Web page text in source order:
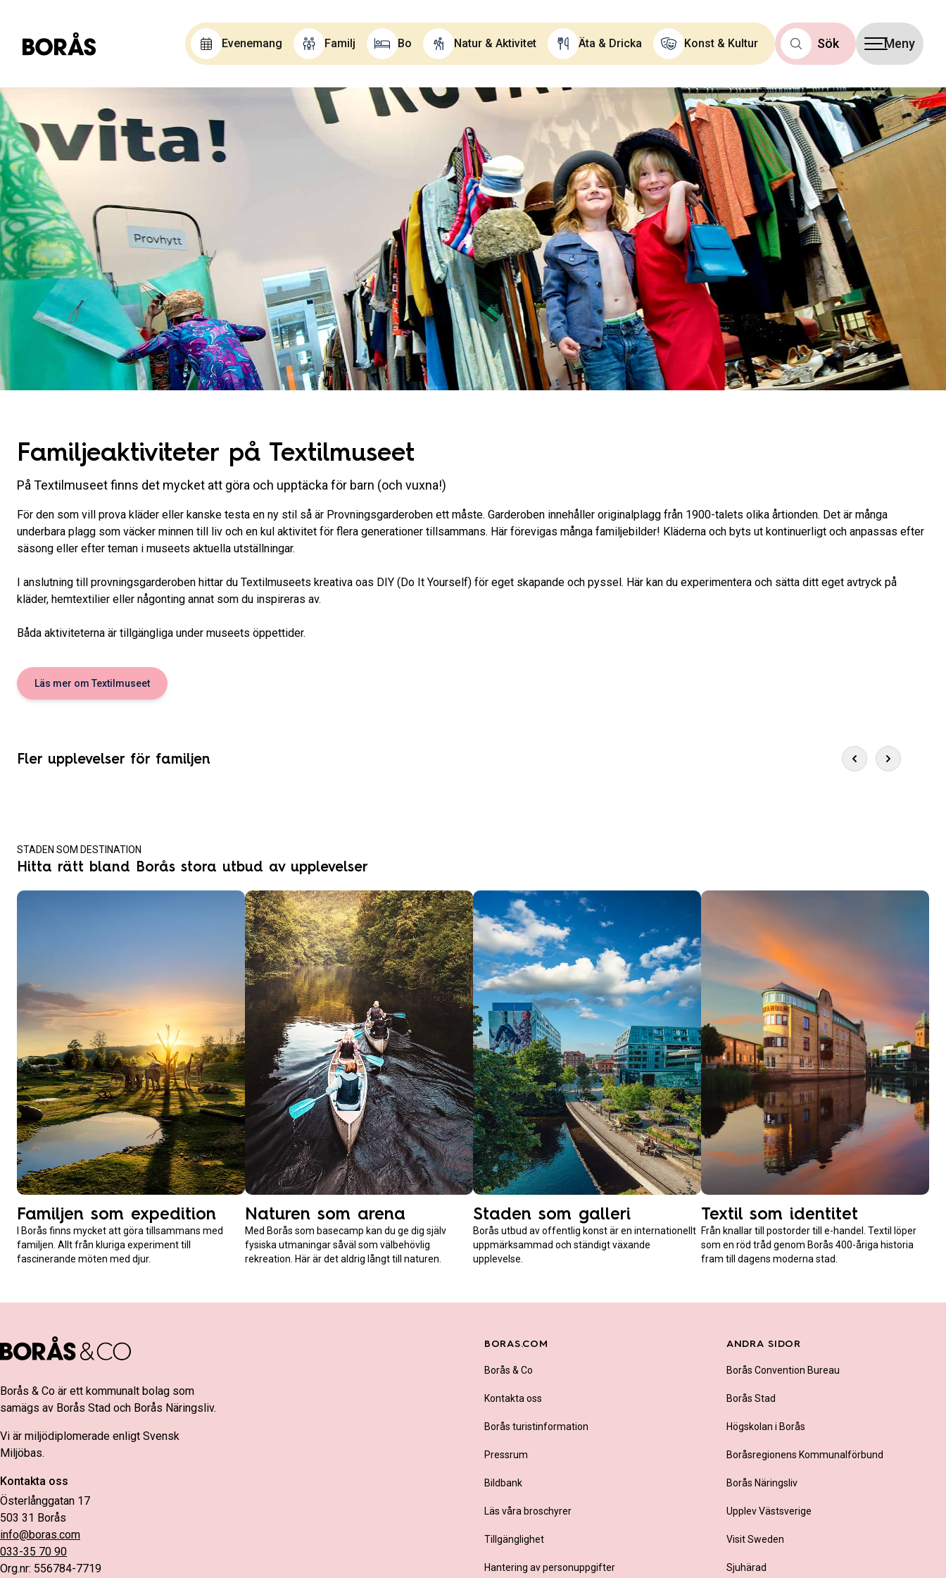
Evenemang Familj Bo Natur & Aktivitet Äta & Dricka Konst & Kultur Sök Meny
Familjeaktiviteter på Textilmuseet
På Textilmuseet finns det mycket att göra och upptäcka för barn (och vuxna!)
För den som vill prova kläder eller kanske testa en ny stil så är Provningsgarderoben ett måste. Garderoben innehåller originalplagg från 1900-talets olika årtionden. Det är många
underbara plagg som väcker minnen till liv och en kul aktivitet för flera generationer tillsammans. Här förevigas många familjebilder! Kläderna och byts ut kontinuerligt och anpassas efter
säsong eller efter teman i museets aktuella utställningar.
I anslutning till provningsgarderoben hittar du Textilmuseets kreativa oas DIY (Do It Yourself) för eget skapande och pyssel. Här kan du experimentera och sätta ditt eget avtryck på
kläder, hemtextilier eller någonting annat som du inspireras av.
Båda aktiviteterna är tillgängliga under museets öppettider.
Läs mer om Textilmuseet
Fler upplevelser för familjen
STADEN SOM DESTINATION
Hitta rätt bland Borås stora utbud av upplevelser
Familjen som expedition
I Borås finns mycket att göra tillsammans med
familjen. Allt från kluriga experiment till
fascinerande möten med djur.
Naturen som arena
Med Borås som basecamp kan du ge dig själv
fysiska utmaningar såväl som välbehövlig
rekreation. Här är det aldrig långt till naturen.
Staden som galleri
Borås utbud av offentlig konst är en internationellt
uppmärksammad och ständigt växande
upplevelse.
Textil som identitet
Från knallar till postorder till e-handel. Textil löper
som en röd tråd genom Borås 400-åriga historia
fram till dagens moderna stad.
Borås & Co är ett kommunalt bolag som
samägs av Borås Stad och Borås Näringsliv.
Vi är miljödiplomerade enligt Svensk
Miljöbas.
Kontakta oss
Österlånggatan 17
503 31 Borås
info@boras.com
033-35 70 90
Org.nr: 556784-7719
BORAS.COM
Borås & Co
Kontakta oss
Borås turistinformation
Pressrum
Bildbank
Läs våra broschyrer
Tillgänglighet
Hantering av personuppgifter
ANDRA SIDOR
Borås Convention Bureau
Borås Stad
Högskolan i Borås
Boråsregionens Kommunalförbund
Borås Näringsliv
Upplev Västsverige
Visit Sweden
Sjuhärad